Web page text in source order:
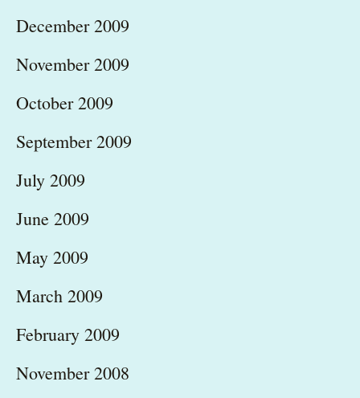
December 2009
November 2009
October 2009
September 2009
July 2009
June 2009
May 2009
March 2009
February 2009
November 2008